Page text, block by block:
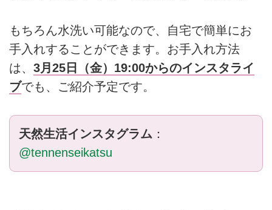
もちろん水洗い可能なので、自宅で簡単にお
手入れすることができます。お手入れ方法
は、 3月25日（金）19:00からのインスタライ
ブでも、ご紹介予定です。
天然生活インスタグラム ：
@tennenseikatsu